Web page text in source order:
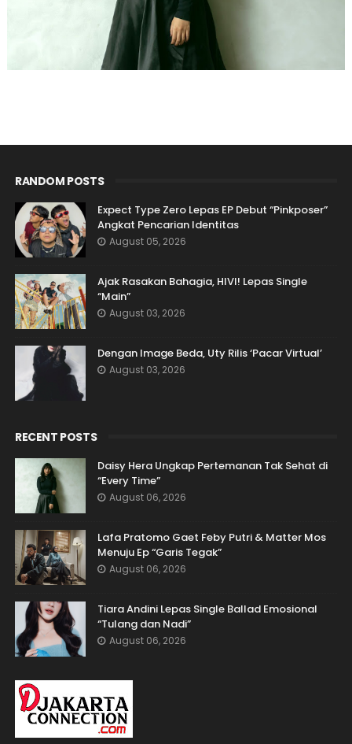
RANDOM POSTS
Expect Type Zero Lepas EP Debut “Pinkposer”
Angkat Pencarian Identitas
August 05, 2026
Ajak Rasakan Bahagia, HIVI! Lepas Single
“Main”
August 03, 2026
Dengan Image Beda, Uty Rilis ‘Pacar Virtual’
August 03, 2026
RECENT POSTS
Daisy Hera Ungkap Pertemanan Tak Sehat di
“Every Time”
August 06, 2026
Lafa Pratomo Gaet Feby Putri & Matter Mos
Menuju Ep “Garis Tegak”
August 06, 2026
Tiara Andini Lepas Single Ballad Emosional
“Tulang dan Nadi”
August 06, 2026